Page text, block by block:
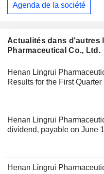
Actualités dans d'autres
Pharmaceutical Co., Ltd.
Henan Lingrui
Results for the First
Henan Lingrui
dividend, payable on June
Henan Lingrui
Agenda de la société